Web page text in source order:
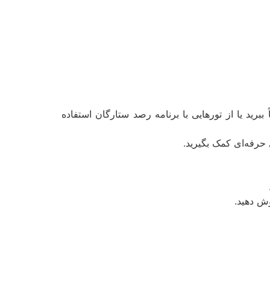
یا از تورهایی با برنامه رصد ستارگان استفاده
حرفه‌ای کمک بگیرید.
دهید.